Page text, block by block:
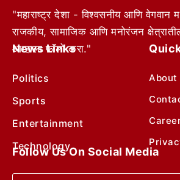
"महाराष्ट्र देशा - विश्वसनीय आणि वेगवान
राजकीय, सामाजिक आणि मनोरंजन
आम्हाला फॉलो करा."
News Links
Politics
Sports
Entertainment
Technology
About
Follow Us On Social Media